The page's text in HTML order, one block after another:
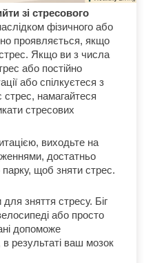
зі стресового
фізичного або
проявляється, якщо
Якщо ви з числа
або постійно
або спілкуєтеся з
намагайтеся
стресових
виходьте на
достатньо
щоб зняти стрес.
для зняття стресу. Біг
або просто
допоможе
в результаті ваш мозок